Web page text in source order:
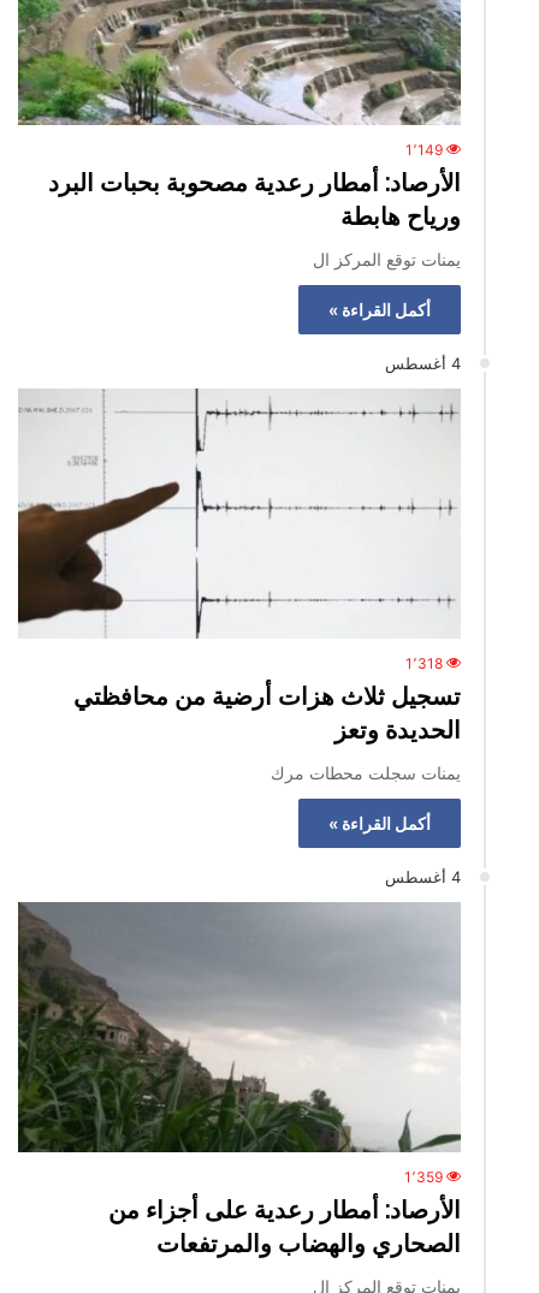
1٬149
الأرصاد: أمطار رعدية مصحوبة بحبات البرد
ورياح هابطة
يمنات توقع المركز ال
أكمل القراءة »
4 أغسطس
1٬318
تسجيل ثلاث هزات أرضية من محافظتي
الحديدة وتعز
يمنات سجلت محطات مرك
أكمل القراءة »
4 أغسطس
1٬359
الأرصاد: أمطار رعدية على أجزاء من
الصحاري والهضاب والمرتفعات
يمنات توقع المركز ال